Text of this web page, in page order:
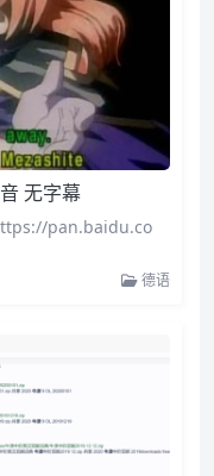
无字幕
pan.baidu.co
德语